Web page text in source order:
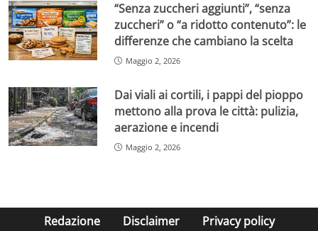
“Senza zuccheri aggiunti”, “senza
zuccheri” o “a ridotto contenuto”: le
differenze che cambiano la scelta
Maggio 2, 2026
Dai viali ai cortili, i pappi del pioppo
mettono alla prova le città: pulizia,
aerazione e incendi
Maggio 2, 2026
Redazione Disclaimer Privacy policy